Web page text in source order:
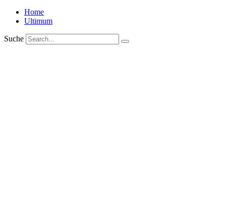
Home
Ultimum
Suche